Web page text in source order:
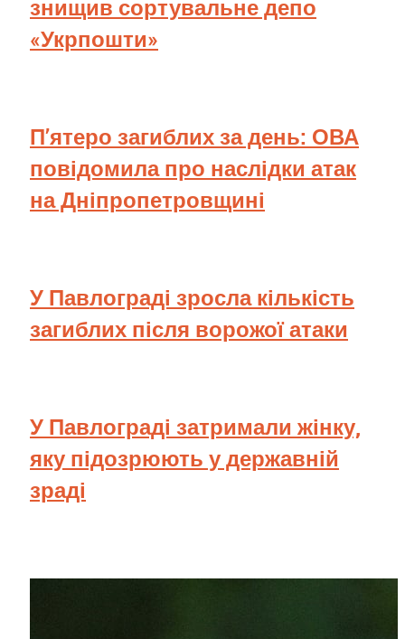
знищив сортувальне депо
«Укрпошти»
П’ятеро загиблих за день: ОВА
повідомила про наслідки атак
на Дніпропетровщині
У Павлограді зросла кількість
загиблих після ворожої атаки
У Павлограді затримали жінку,
яку підозрюють у державній
зраді